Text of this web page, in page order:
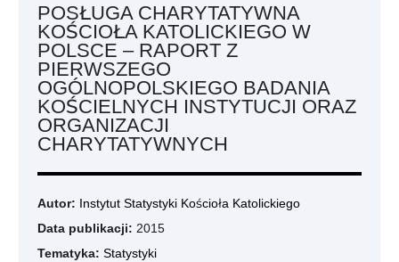
POSŁUGA CHARYTATYWNA
KOŚCIOŁA KATOLICKIEGO W
POLSCE – RAPORT Z
PIERWSZEGO
OGÓLNOPOLSKIEGO BADANIA
KOŚCIELNYCH INSTYTUCJI ORAZ
ORGANIZACJI
CHARYTATYWNYCH
Autor: Instytut Statystyki Kościoła Katolickiego
Data publikacji: 2015
Tematyka: Statystyki